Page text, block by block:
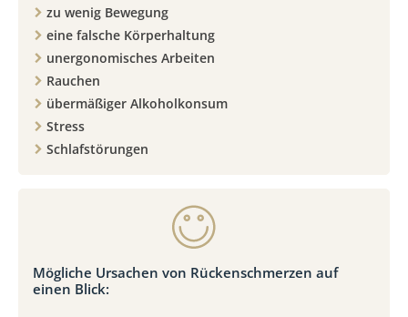
zu wenig Bewegung
eine falsche Körperhaltung
unergonomisches Arbeiten
Rauchen
übermäßiger Alkoholkonsum
Stress
Schlafstörungen
Mögliche Ursachen von Rückenschmerzen auf
einen Blick: